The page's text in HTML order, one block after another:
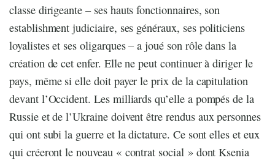
classe dirigeante – ses hauts fonctionnaires, son
establishment judiciaire, ses généraux, ses politiciens
loyalistes et ses oligarques – a joué son rôle dans la
création de cet enfer. Elle ne peut continuer à diriger le
pays, même si elle doit payer le prix de la capitulation
devant l’Occident. Les milliards qu’elle a pompés de la
Russie et de l’Ukraine doivent être rendus aux personnes
qui ont subi la guerre et la dictature. Ce sont elles et eux
qui créeront le nouveau « contrat social » dont Ksenia